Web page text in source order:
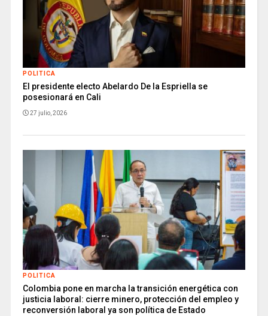
POLITICA
El presidente electo Abelardo De la Espriella se
posesionará en Cali
27 julio, 2026
POLITICA
Colombia pone en marcha la transición energética con
justicia laboral: cierre minero, protección del empleo y
reconversión laboral ya son política de Estado